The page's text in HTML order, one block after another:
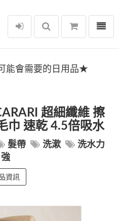
選單
能會需要的日用品★
超細纖維 擦
巾 速乾 4.5倍吸水
髮帶 洗漱
洗水力
強
資訊